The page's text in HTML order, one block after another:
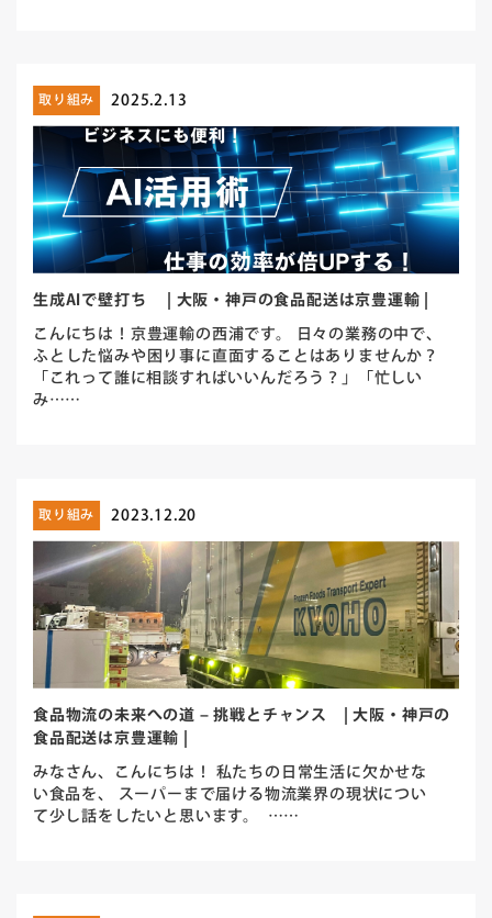
取り組み 2025.2.13
生成AIで壁打ち | 大阪・神戸の食品配送は京豊運輸 |
こんにちは！京豊運輸の西浦です。 日々の業務の中で、
ふとした悩みや困り事に直面することはありませんか？
「これって誰に相談すればいいんだろう？」「忙しい
み……
取り組み 2023.12.20
食品物流の未来への道 – 挑戦とチャンス | 大阪・神戸の
食品配送は京豊運輸 |
みなさん、こんにちは！ 私たちの日常生活に欠かせな
い食品を、 スーパーまで届ける物流業界の現状につい
て少し話をしたいと思います。 ……